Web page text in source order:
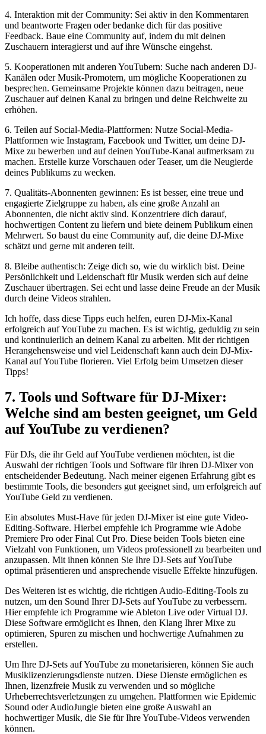
4. Interaktion mit der Community: Sei aktiv in den Kommentaren⁤
und beantworte⁢ Fragen oder bedanke dich‍ für das‍ positive
Feedback. Baue eine Community auf, indem du mit deinen
⁢Zuschauern ⁤interagierst und ​auf ihre Wünsche⁣ eingehst.
5. Kooperationen‍ mit anderen YouTubern: Suche nach anderen DJ-
Kanälen oder Musik-Promotern, um mögliche Kooperationen zu
besprechen. Gemeinsame Projekte können⁢ dazu⁤ beitragen, neue
Zuschauer auf ‌deinen Kanal zu bringen ⁣und deine Reichweite zu
erhöhen.
6. Teilen auf‌ Social-Media-Plattformen: Nutze Social-Media-
Plattformen wie Instagram, ‍Facebook und Twitter, um deine DJ-
Mixe zu bewerben und auf deinen YouTube-Kanal ⁤aufmerksam zu
machen. Erstelle kurze Vorschauen oder Teaser, um⁢ die Neugierde
deines ‍Publikums zu​ wecken.
7. Qualitäts-Abonnenten gewinnen: Es ist besser, eine treue und
engagierte ⁣Zielgruppe zu haben, ​als eine große Anzahl an
Abonnenten, die ‍nicht aktiv sind. ‍Konzentriere dich darauf,
hochwertigen Content zu⁢ liefern und biete deinem Publikum einen
Mehrwert. So baust du eine Community auf, die deine DJ-Mixe
schätzt und gerne mit anderen teilt.
8. Bleibe⁢ authentisch:⁣ Zeige dich so, wie du wirklich bist. Deine
Persönlichkeit und Leidenschaft für Musik werden sich auf deine
Zuschauer übertragen. ⁣Sei echt und lasse ‍deine Freude ⁣an der Musik
durch deine Videos strahlen.
Ich hoffe, dass​ diese‍ Tipps euch helfen, euren DJ-Mix-Kanal
erfolgreich auf YouTube zu machen. Es​ ist wichtig, ⁢geduldig zu sein
und kontinuierlich an deinem ‍Kanal zu arbeiten. Mit der richtigen
Herangehensweise und viel Leidenschaft kann auch dein DJ-Mix-
Kanal auf YouTube florieren. Viel Erfolg beim ‍Umsetzen⁤ dieser
Tipps!
7. Tools ‍und Software‌ für DJ-Mixer:
Welche sind am besten geeignet, um Geld
auf YouTube zu verdienen?
Für DJs, die ihr Geld auf‌ YouTube ⁣verdienen möchten, ist die
Auswahl der richtigen Tools und Software für ihren DJ-Mixer von
entscheidender Bedeutung. Nach meiner eigenen Erfahrung gibt es
bestimmte Tools, die⁣ besonders gut geeignet sind, um erfolgreich ‍auf
YouTube Geld ‌zu verdienen.
Ein absolutes Must-Have für jeden DJ-Mixer ist ​eine gute Video-
Editing-Software. ⁢Hierbei empfehle ‍ich Programme wie ‍Adobe
Premiere Pro oder Final Cut Pro. Diese beiden Tools bieten eine
Vielzahl von Funktionen, um Videos professionell ⁣zu bearbeiten und
anzupassen. Mit ihnen können ​Sie Ihre DJ-Sets auf YouTube
optimal präsentieren und ansprechende visuelle Effekte hinzufügen.
Des Weiteren ist es wichtig, die richtigen Audio-Editing-Tools zu
nutzen,‍ um den Sound Ihrer DJ-Sets auf YouTube zu verbessern.
Hier empfehle ich Programme wie Ableton Live oder Virtual DJ.‌
Diese Software ermöglicht es Ihnen, den Klang Ihrer Mixe zu
optimieren, Spuren zu mischen und hochwertige‌ Aufnahmen zu
erstellen.
Um Ihre DJ-Sets auf YouTube zu monetarisieren, können Sie ⁤auch
Musiklizenzierungsdienste nutzen. Diese⁤ Dienste ermöglichen es
Ihnen, ⁢lizenzfreie ⁣Musik zu verwenden und so mögliche
Urheberrechtsverletzungen‌ zu umgehen. Plattformen wie Epidemic
Sound oder AudioJungle bieten eine große Auswahl an
hochwertiger Musik, die‍ Sie für Ihre YouTube-Videos verwenden
können.